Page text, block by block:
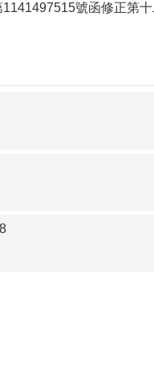
號函修正第